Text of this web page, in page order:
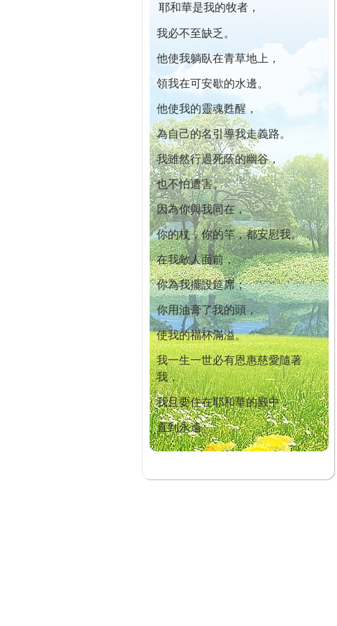
耶和華是我的牧者，
我必不至缺乏。
他使我躺臥在青草地上，
領我在可安歇的水邊。
他使我的靈魂甦醒，
為自己的名引導我走義路。
我雖然行過死蔭的幽谷，
也不怕遭害。
因為你與我同在，
你的杖，你的竿，都安慰我。
在我敵人面前，
你為我擺設筵席；
你用油膏了我的頭，
使我的福杯滿溢。
我一生一世必有恩惠慈愛隨著
我，
我且要住在耶和華的殿中，
直到永遠。
本院自開幕迄今已篩檢出1700位乳癌患者,提醒您